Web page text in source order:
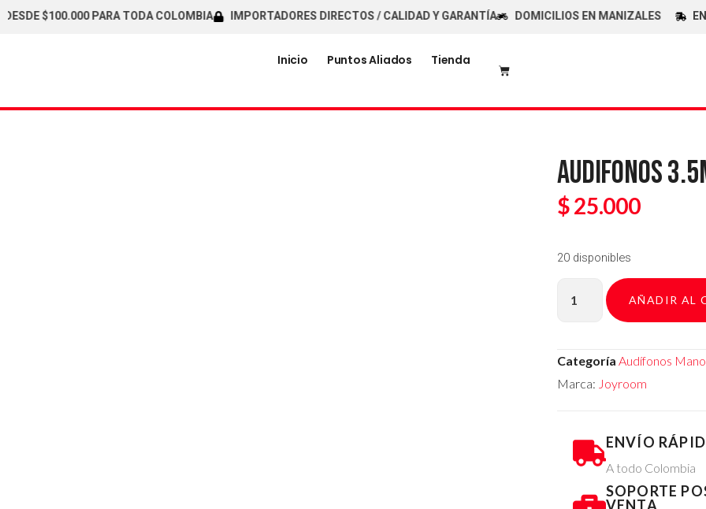
$100.000 PARA TODA COLOMBIA IMPORTADORES DIRECTOS / CALIDAD Y GARANTÍA DOMICILIOS EN MANIZALES
Inicio Puntos Aliados Tienda
AUDIFONOS
$25.000
20 disponibles
AÑADIR AL
Categoría Audífonos
Marca: Joyroom
ENVÍO
A todo Colombia
SOPORTE
VENTA